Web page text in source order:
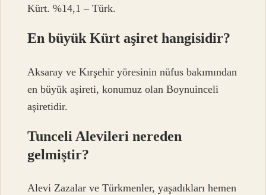
Kürt. %14,1 – Türk.
En büyük Kürt aşiret hangisidir?
Aksaray ve Kırşehir yöresinin nüfus bakımından
en büyük aşireti, konumuz olan Boynuinceli
aşiretidir.
Tunceli Alevileri nereden
gelmiştir?
Alevi Zazalar ve Türkmenler, yaşadıkları hemen